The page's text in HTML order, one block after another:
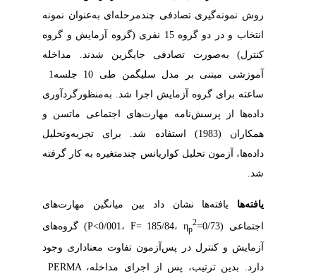
‬انتخاب‭ ‬و‭ ‬در‭ ‬دو‭ ‬گروه‭ ‬15‭ ‬نفری‭) ‬گروه‭ ‬آزمایش‭ ‬و‭ ‬گروه‭
‬کنترل)‭ ‬به‌صورت‭ ‬تصادفی‭ ‬جایگزین‭ ‬شدند.‭ ‬مداخله‭
‬آموزشی‭ ‬مبتنی‭ ‬بر‭ ‬مدل‭ ‬سلیگمن‭ ‬طی‭ ‬10‭ ‬جلسه‭ ‬1‭
‬همکاران‭ (‬1983‭) ‬استفاده‭ ‬شد.‭ ‬برای‭ ‬تجزیه‌وتحلیل‭
‬داده‌ها،‭ ‬آزمون‭ ‬تحلیل‭ ‬کواریانس‭ ‬چند‌متغیره‭ ‬به‭ ‬کار‭ ‬گرفته‭
‬شد‭.‬
یافته‌ها ‭ ‬یافته‌ها‭ ‬نشان‭ ‬داد‭ ‬بین‭ ‬میانگین‭ ‬مهارت‌های‭
‬اجتماعی‭ (‬P<0/001،‭ ‬F= 185/‬84،‭ ‬η p
2
=0/73‭) ‬گروه‌های‭
‬آزمایش‭ ‬و‭ ‬کنترل‭ ‬در‭ ‬پس‌آزمون‭ ‬تفاوت‭ ‬معناداری‭ ‬وجود‭
‬دارد.‭ ‬بدین‭ ‬ترتیب،‭ ‬پس‭ ‬از‭ ‬اجرای‭ ‬مداخله‭ ‬PERMA ،‭